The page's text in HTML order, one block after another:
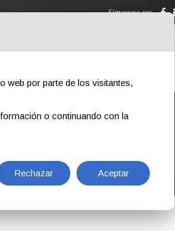
Siguenos en:
FORMACIÓN CONTACTOS
web por parte de los visitantes,
o continuando con la
Rechazar Aceptar